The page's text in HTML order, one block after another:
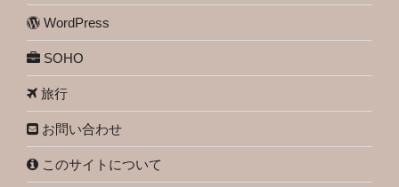
WordPress
SOHO
旅行
お問い合わせ
このサイトについて